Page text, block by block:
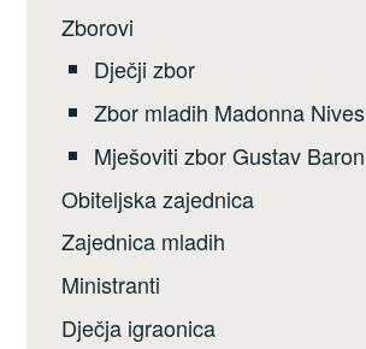
Zborovi
Dječji zbor
Zbor mladih Madonna Nives
Mješoviti zbor Gustav Baron
Obiteljska zajednica
Zajednica mladih
Ministranti
Dječja igraonica